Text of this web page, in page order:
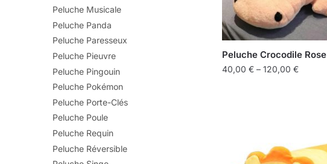
Peluche Crocodile Rose
40,00 € – 120,00 €
Peluche Musicale
Peluche Panda
Peluche Paresseux
Peluche Pieuvre
Peluche Pingouin
Peluche Pokémon
Peluche Porte-Clés
Peluche Poule
Peluche Requin
Peluche Réversible